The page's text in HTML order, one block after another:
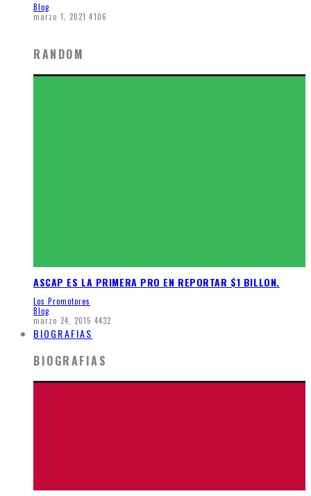
Blog
marzo 1, 2021 4106
RANDOM
ASCAP ES LA PRIMERA PRO EN REPORTAR $1 BILLON.
Los Promotores
Blog
marzo 24, 2015 4432
BIOGRAFIAS
BIOGRAFIAS